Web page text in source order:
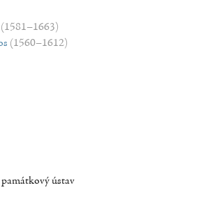
(1581–1663)
(1560–1612)
ústav